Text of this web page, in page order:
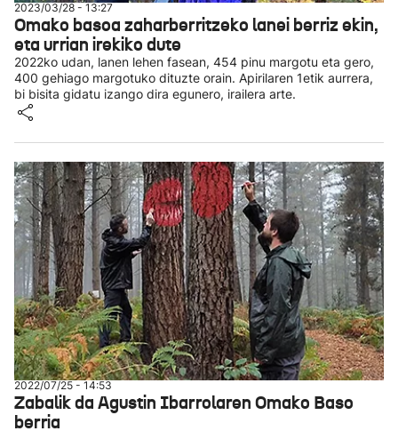
2023/03/28 - 13:27
Omako basoa zaharberritzeko lanei berriz ekin,
eta urrian irekiko dute
2022ko udan, lanen lehen fasean, 454 pinu margotu eta gero,
400 gehiago margotuko dituzte orain. Apirilaren 1etik aurrera,
bi bisita gidatu izango dira egunero, irailera arte.
2022/07/25 - 14:53
Zabalik da Agustin Ibarrolaren Omako Baso
berria